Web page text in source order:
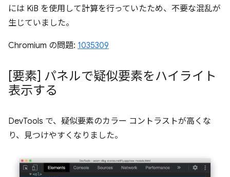
には KiB を使用して計算を行っていたため、不要な混乱が
生じていました。
Chromium の問題: 1035309
[要素] パネルで疑似要素をハイライト
表示する
DevTools で、疑似要素のカラー コントラストが高くな
り、見つけやすくなりました。